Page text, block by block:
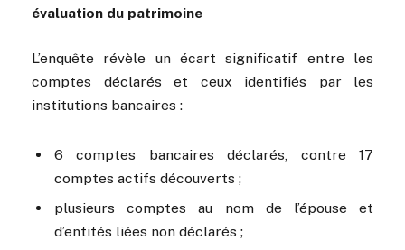
évaluation du patrimoine
L’enquête révèle un écart significatif entre les
comptes déclarés et ceux identifiés par les
institutions bancaires :
6 comptes bancaires déclarés, contre 17
comptes actifs découverts ;
plusieurs comptes au nom de l’épouse et
d’entités liées non déclarés ;